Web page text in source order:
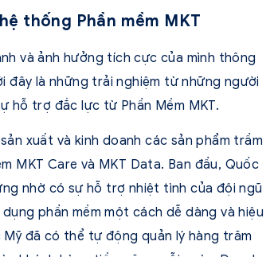
thống Phần mềm MKT
và ảnh hưởng tích cực của mình thông
đây là những trải nghiệm từ những người
hỗ trợ đắc lực từ Phần Mềm MKT.
xuất và kinh doanh các sản phẩm trầm
MKT Care và MKT Data. Ban đầu, Quốc
nhờ có sự hỗ trợ nhiệt tình của đội ngũ
phần mềm một cách dễ dàng và hiệu
đã có thể tự động quản lý hàng trăm